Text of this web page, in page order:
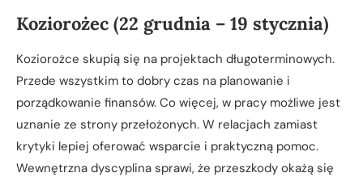
Koziorożec (22 grudnia – 19 stycznia)
Koziorożce skupią się na projektach długoterminowych.
Przede wszystkim to dobry czas na planowanie i
porządkowanie finansów. Co więcej, w pracy możliwe jest
uznanie ze strony przełożonych. W relacjach zamiast
krytyki lepiej oferować wsparcie i praktyczną pomoc.
Wewnętrzna dyscyplina sprawi, że przeszkody okażą się